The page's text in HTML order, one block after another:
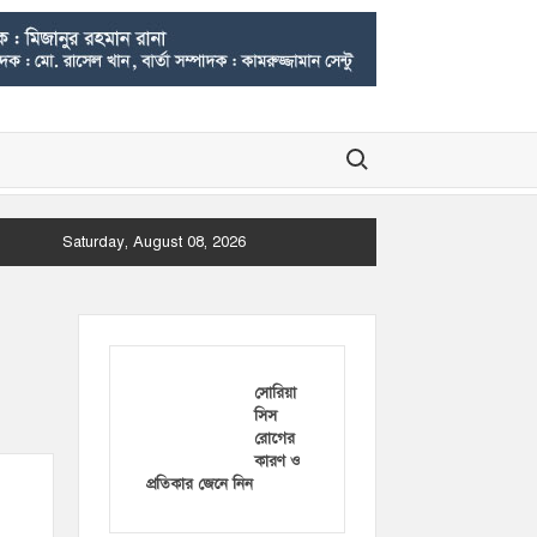
Search for:
Saturday, August 08, 2026
সোরিয়া
সিস
রোগের
কারণ ও
প্রতিকার জেনে নিন